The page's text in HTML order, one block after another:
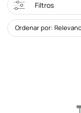
Filtros
Ordenar por: